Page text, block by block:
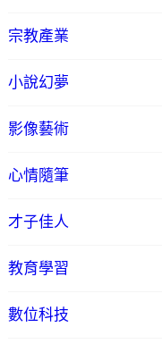
宗教產業
小說幻夢
影像藝術
心情隨筆
才子佳人
教育學習
數位科技